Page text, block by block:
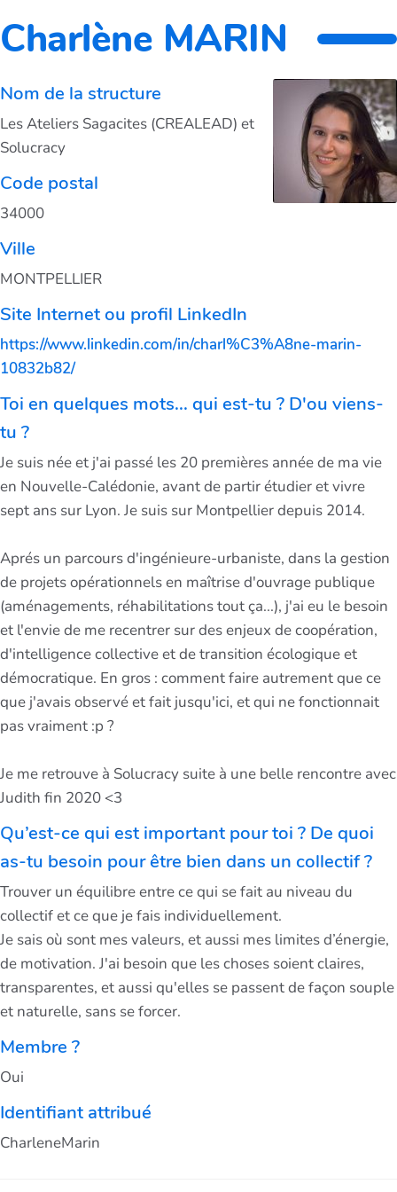
Charlène MARIN
Nom de la structure
Les Ateliers Sagacites (CREALEAD) et
Solucracy
Code postal
34000
Ville
MONTPELLIER
Site Internet ou profil LinkedIn
https://www.linkedin.com/in/charl%C3%A8ne-marin-
10832b82/
Toi en quelques mots... qui est-tu ? D'ou viens-
tu ?
Je suis née et j'ai passé les 20 premières année de ma vie
en Nouvelle-Calédonie, avant de partir étudier et vivre
sept ans sur Lyon. Je suis sur Montpellier depuis 2014.
Aprés un parcours d'ingénieure-urbaniste, dans la gestion
de projets opérationnels en maîtrise d'ouvrage publique
(aménagements, réhabilitations tout ça...), j'ai eu le besoin
et l'envie de me recentrer sur des enjeux de coopération,
d'intelligence collective et de transition écologique et
démocratique. En gros : comment faire autrement que ce
que j'avais observé et fait jusqu'ici, et qui ne fonctionnait
pas vraiment :p ?
Je me retrouve à Solucracy suite à une belle rencontre avec
Judith fin 2020 <3
Qu’est-ce qui est important pour toi ? De quoi
as-tu besoin pour être bien dans un collectif ?
Trouver un équilibre entre ce qui se fait au niveau du
collectif et ce que je fais individuellement.
Je sais où sont mes valeurs, et aussi mes limites d’énergie,
de motivation. J'ai besoin que les choses soient claires,
transparentes, et aussi qu'elles se passent de façon souple
et naturelle, sans se forcer.
Membre ?
Oui
Identifiant attribué
CharleneMarin